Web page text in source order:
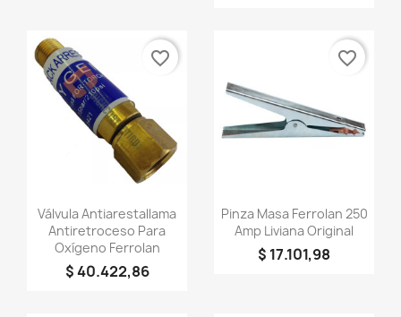
Vista rápida
Válvula Antiarestallama
Antiretroceso Para
Oxígeno Ferrolan
$ 40.422,86
favorite_border
Vista rápida
Pinza Masa Ferrolan 250
Amp Liviana Original
$ 17.101,98
favorite_border